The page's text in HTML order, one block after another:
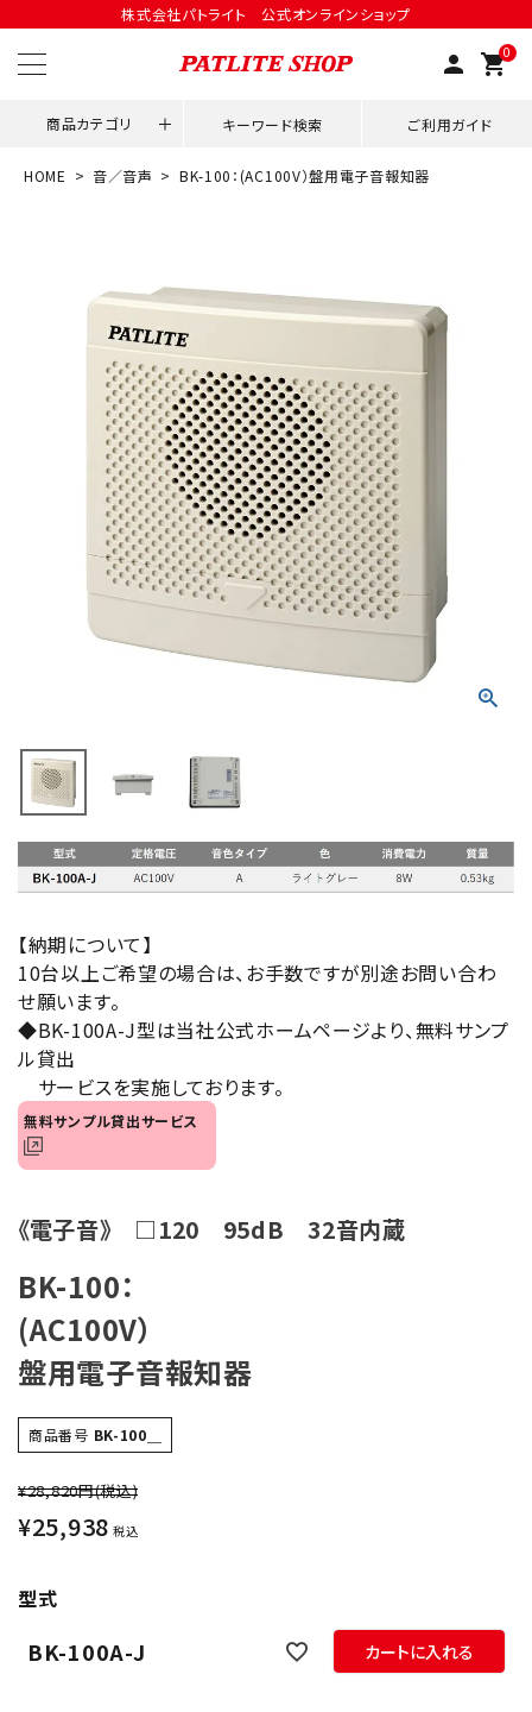
株式会社パトライト 公式オンラインショップ
person 0
shopping_cart
商品カテゴリ キーワード検索 ご利用ガイド
ようこそ ゲスト 様
ログイン person 会員登録
用途別改善アイデア
ネットワーク対応
積層信号灯
光音一体型
音/音声
センサ機器
散光式警光灯
オプション
製品選定の仕方
ガイドライン
パトライトカタログ
HOME 音／音声 BK-100：(AC100V）盤用電子音報知器
【納期について】
10台以上ご希望の場合は、お手数ですが別途お問い合わ
せ願います。
◆BK-100A-J型は当社公式ホームページより、無料サンプ
ル貸出
サービスを実施しております。
無料サンプル貸出サービス
《電子音》 □120 95dB 32音内蔵
BK-100：
(AC100V）
盤用電子音報知器
商品番号 BK-100＿
¥28,820円(税込)
¥25,938 税込
型式
BK-100A-J カートに入れる